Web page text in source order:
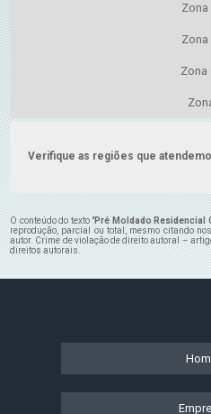
Zona
Zona
Zona
Verifique as regiões que
O conteúdo do texto "Pré Moldado Residencial
reprodução, parcial ou total, mesmo citando
autor. Crime de violação de direito autoral –
direitos autorais.